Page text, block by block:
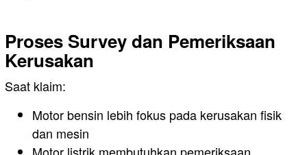
Proses Survey dan Pemeriksaan
Kerusakan
Saat klaim:
Motor bensin lebih fokus pada kerusakan fisik
dan mesin